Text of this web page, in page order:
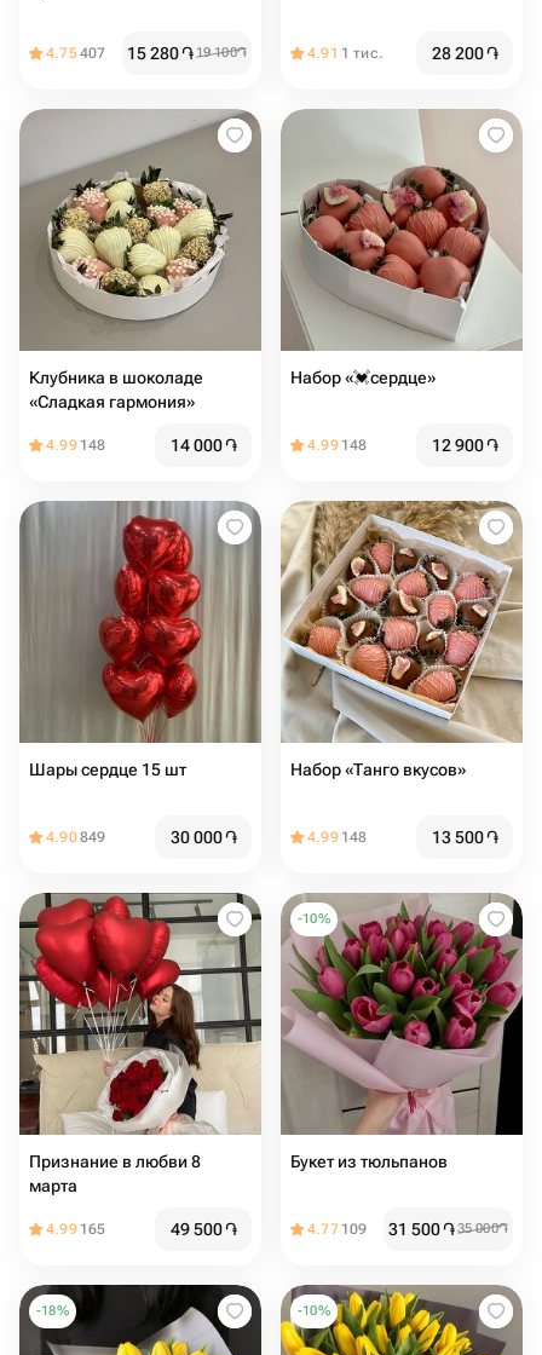
4.75407 15 280֏19 100֏ 4.91 1 тис. 28 200֏
Клубника в шоколаде
«Сладкая гармония»
4.99 148 14 000֏
Набор «💓сердце»
4.99 148 12 900֏
Шары сердце 15 шт
4.90849 30 000֏
Набор «Танго вкусов»
4.99 148 13 500֏
Признание в любви 8
марта
4.99 165 49 500֏
-10%
Букет из тюльпанов
4.77 109 31 500֏35 000֏
-18% -10%